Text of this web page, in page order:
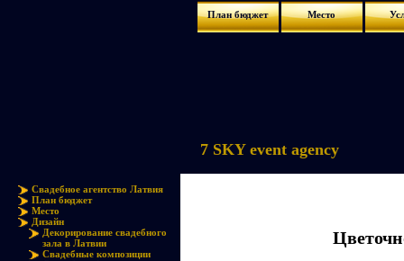
План бюджет Место
Свадебное агентство Латвия
План бюджет
Место
Дизайн
Декорирование свадебного
зала в Латвии
Свадебные композиции
7 SKY event agency